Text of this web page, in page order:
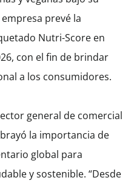
prevé la
Nutri-Score en
con el fin de brindar
a los consumidores.
general de comercial
la importancia de
global para
y sostenible. “Desde